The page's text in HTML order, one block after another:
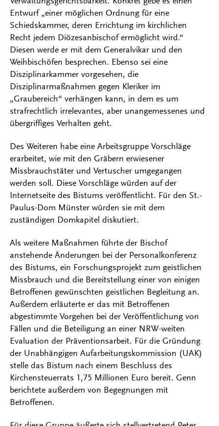
Entwurf „einer möglichen Ordnung für eine
Schiedskammer, deren Errichtung im kirchlichen
Recht jedem Diözesanbischof ermöglicht wird.“
Diesen werde er mit dem Generalvikar und den
Weihbischöfen besprechen. Ebenso sei eine
Disziplinarkammer vorgesehen, die
Disziplinarmaßnahmen gegen Kleriker im
„Graubereich“ verhängen kann, in dem es um
strafrechtlich irrelevantes, aber unangemessenes und
übergriffiges Verhalten geht.
Des Weiteren habe eine Arbeitsgruppe Vorschläge
erarbeitet, wie mit den Gräbern erwiesener
Missbrauchstäter und Vertuscher umgegangen
werden soll. Diese Vorschläge würden auf der
Internetseite des Bistums veröffentlicht. Für den St.-
Paulus-Dom Münster würden sie mit dem
zuständigen Domkapitel diskutiert.
Als weitere Maßnahmen führte der Bischof
anstehende Änderungen bei der Personalkonferenz
des Bistums, ein Forschungsprojekt zum geistlichen
Missbrauch und die Bereitstellung einer von einigen
Betroffenen gewünschten geistlichen Begleitung an.
Außerdem erläuterte er das mit Betroffenen
abgestimmte Vorgehen bei der Veröffentlichung von
Fällen und die Beteiligung an einer NRW-weiten
Evaluation der Präventionsarbeit. Für die Gründung
der Unabhängigen Aufarbeitungskommission (UAK)
stelle das Bistum nach einem Beschluss des
Kirchensteuerrats 1,75 Millionen Euro bereit. Genn
berichtete außerdem von Begegnungen mit
Betroffenen.